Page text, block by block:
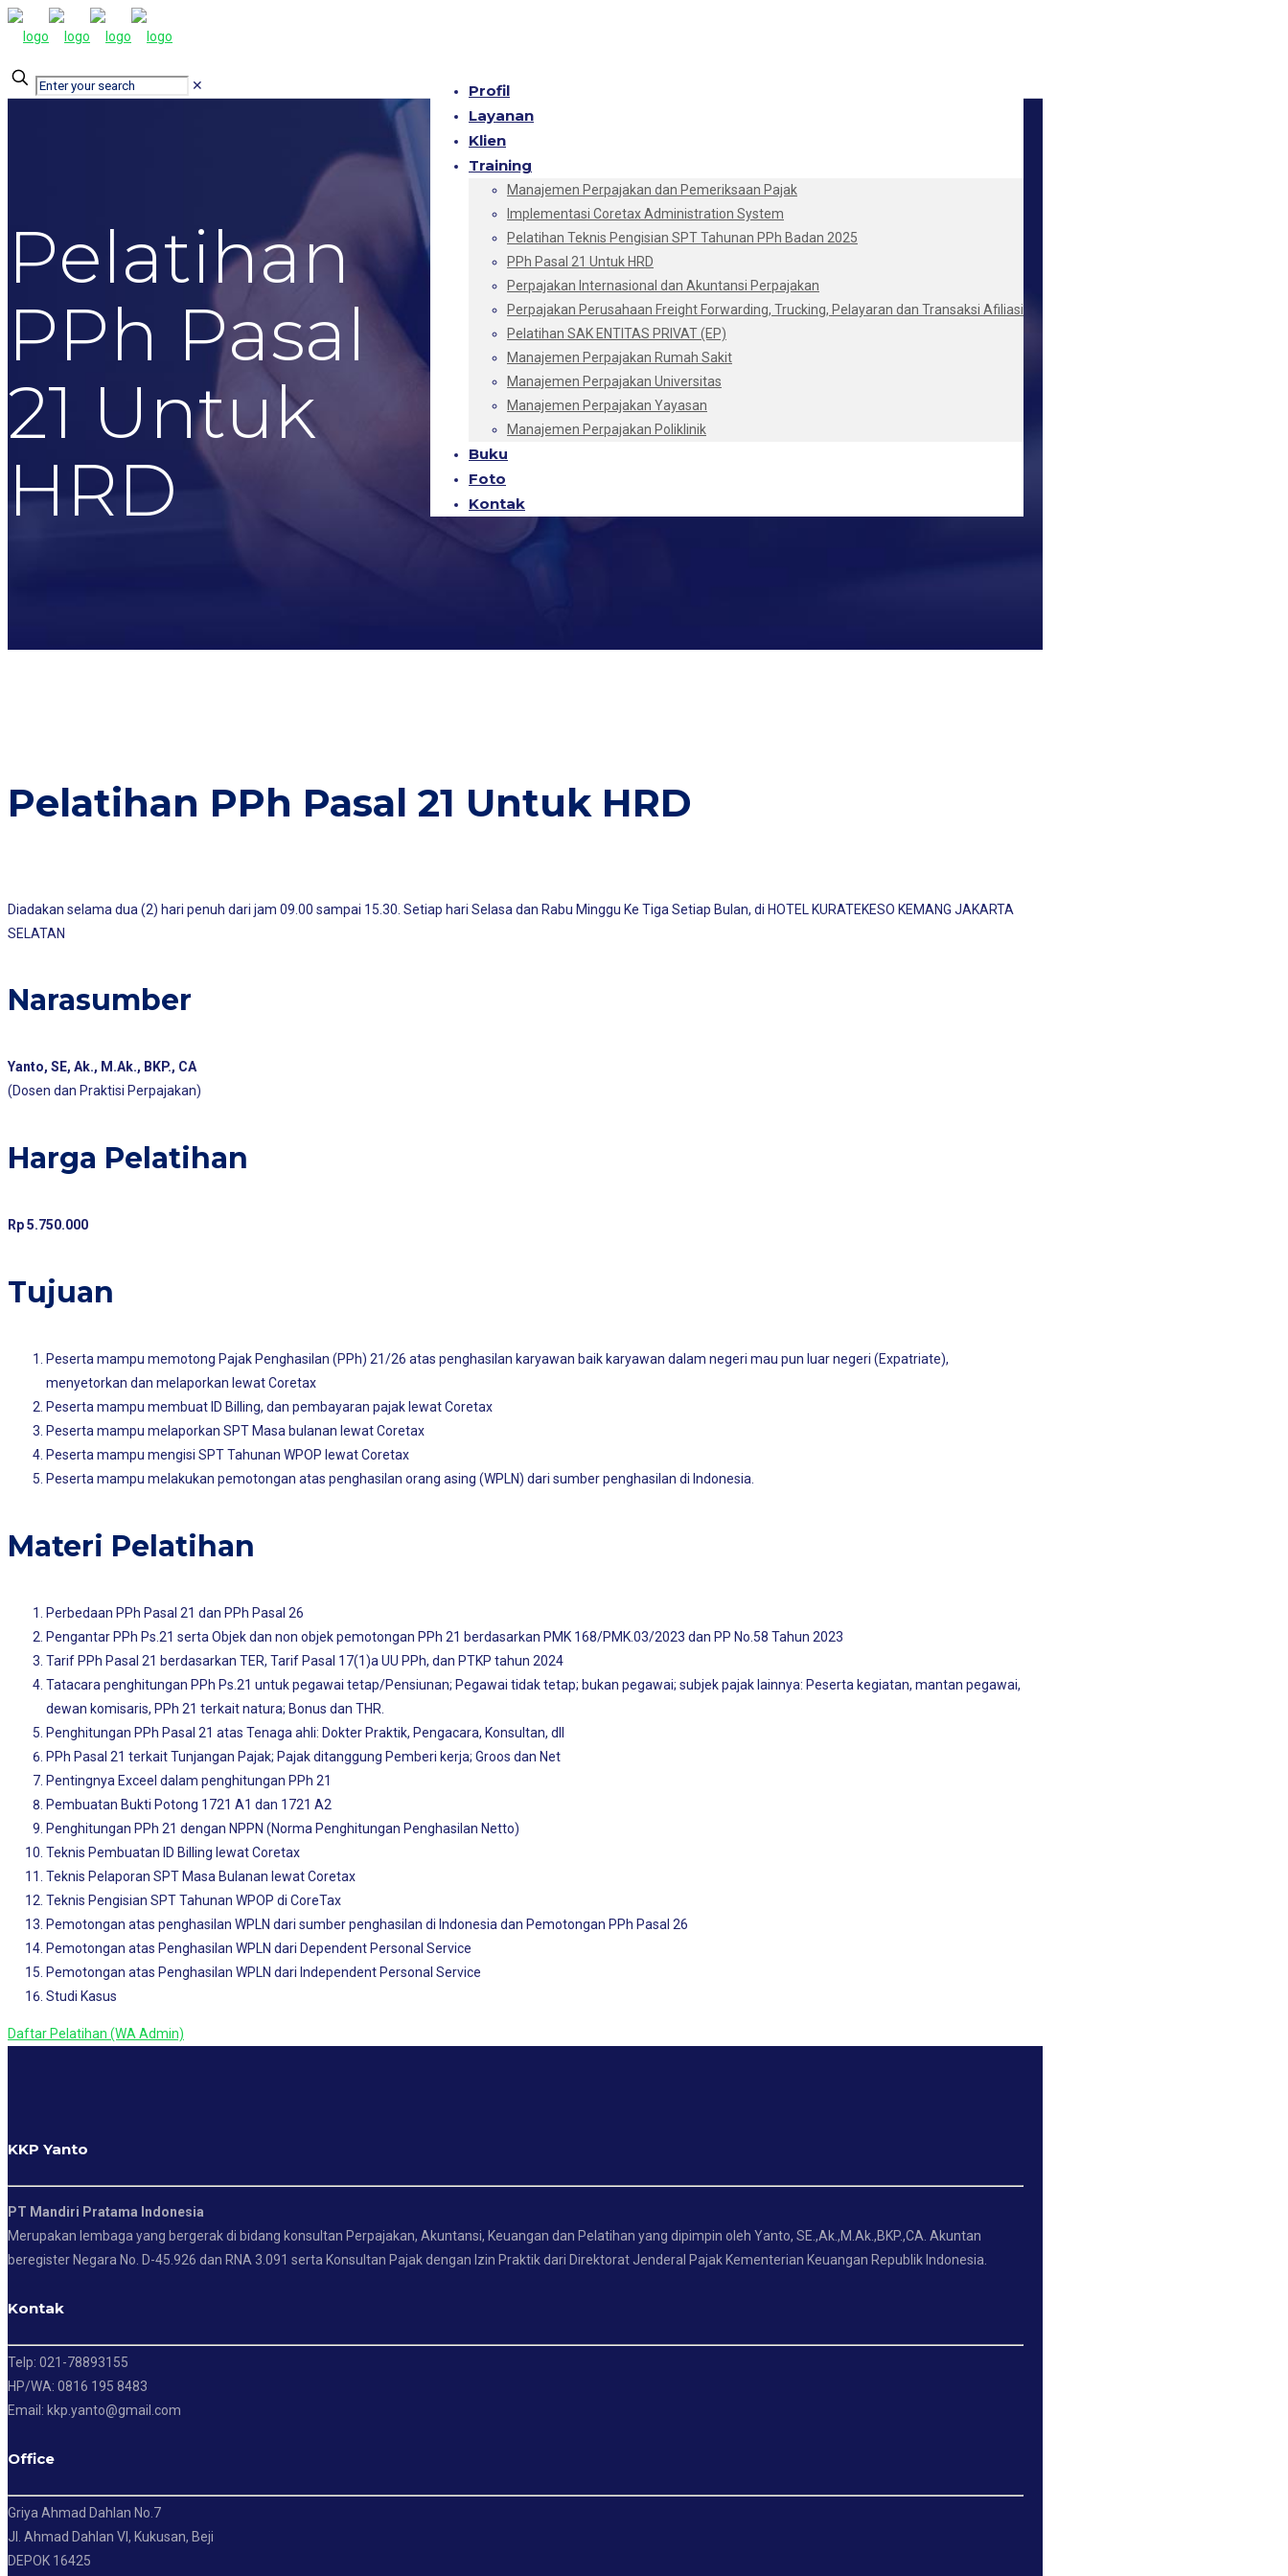
Profil
Layanan
Klien
Training
Manajemen Perpajakan dan Pemeriksaan Pajak
Implementasi Coretax Administration System
Pelatihan Teknis Pengisian SPT Tahunan PPh Badan 2025
PPh Pasal 21 Untuk HRD
Perpajakan Internasional dan Akuntansi Perpajakan
Perpajakan Perusahaan Freight Forwarding, Trucking, Pelayaran dan Transaksi Afiliasi
Pelatihan SAK ENTITAS PRIVAT (EP)
Manajemen Perpajakan Rumah Sakit
Manajemen Perpajakan Universitas
Manajemen Perpajakan Yayasan
Manajemen Perpajakan Poliklinik
Buku
Foto
Kontak
✕
Pelatihan
PPh Pasal
21 Untuk
HRD
Pelatihan PPh Pasal 21 Untuk HRD
Diadakan selama dua (2) hari penuh dari jam 09.00 sampai 15.30. Setiap hari Selasa dan Rabu Minggu Ke Tiga Setiap Bulan, di HOTEL KURATEKESO KEMANG JAKARTA
SELATAN
Narasumber
Yanto, SE, Ak., M.Ak., BKP., CA
(Dosen dan Praktisi Perpajakan)
Harga Pelatihan
Rp 5.750.000
Tujuan
Peserta mampu memotong Pajak Penghasilan (PPh) 21/26 atas penghasilan karyawan baik karyawan dalam negeri mau pun luar negeri (Expatriate),
menyetorkan dan melaporkan lewat Coretax
Peserta mampu membuat ID Billing, dan pembayaran pajak lewat Coretax
Peserta mampu melaporkan SPT Masa bulanan lewat Coretax
Peserta mampu mengisi SPT Tahunan WPOP lewat Coretax
Peserta mampu melakukan pemotongan atas penghasilan orang asing (WPLN) dari sumber penghasilan di Indonesia.
Materi Pelatihan
Perbedaan PPh Pasal 21 dan PPh Pasal 26
Pengantar PPh Ps.21 serta Objek dan non objek pemotongan PPh 21 berdasarkan PMK 168/PMK.03/2023 dan PP No.58 Tahun 2023
Tarif PPh Pasal 21 berdasarkan TER, Tarif Pasal 17(1)a UU PPh, dan PTKP tahun 2024
Tatacara penghitungan PPh Ps.21 untuk pegawai tetap/Pensiunan; Pegawai tidak tetap; bukan pegawai; subjek pajak lainnya: Peserta kegiatan, mantan pegawai,
dewan komisaris, PPh 21 terkait natura; Bonus dan THR.
Penghitungan PPh Pasal 21 atas Tenaga ahli: Dokter Praktik, Pengacara, Konsultan, dll
PPh Pasal 21 terkait Tunjangan Pajak; Pajak ditanggung Pemberi kerja; Groos dan Net
Pentingnya Exceel dalam penghitungan PPh 21
Pembuatan Bukti Potong 1721 A1 dan 1721 A2
Penghitungan PPh 21 dengan NPPN (Norma Penghitungan Penghasilan Netto)
Teknis Pembuatan ID Billing lewat Coretax
Teknis Pelaporan SPT Masa Bulanan lewat Coretax
Teknis Pengisian SPT Tahunan WPOP di CoreTax
Pemotongan atas penghasilan WPLN dari sumber penghasilan di Indonesia dan Pemotongan PPh Pasal 26
Pemotongan atas Penghasilan WPLN dari Dependent Personal Service
Pemotongan atas Penghasilan WPLN dari Independent Personal Service
Studi Kasus
Daftar Pelatihan (WA Admin)
KKP Yanto
PT Mandiri Pratama Indonesia
Merupakan lembaga yang bergerak di bidang konsultan Perpajakan, Akuntansi, Keuangan dan Pelatihan yang dipimpin oleh Yanto, SE.,Ak.,M.Ak.,BKP.,CA. Akuntan
beregister Negara No. D-45.926 dan RNA 3.091 serta Konsultan Pajak dengan Izin Praktik dari Direktorat Jenderal Pajak Kementerian Keuangan Republik Indonesia.
Kontak
Telp: 021-78893155
HP/WA: 0816 195 8483
Email: kkp.yanto@gmail.com
Office
Griya Ahmad Dahlan No.7
Jl. Ahmad Dahlan VI, Kukusan, Beji
DEPOK 16425